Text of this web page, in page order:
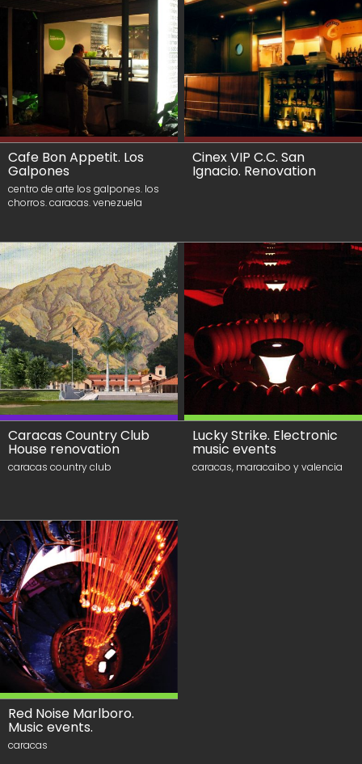
Cafe Bon Appetit. Los
Galpones
centro de arte los galpones. los
chorros. caracas. venezuela
Cinex VIP C.C. San
Ignacio. Renovation
Caracas Country Club
House renovation
caracas country club
Lucky Strike. Electronic
music events
caracas, maracaibo y valencia
Red Noise Marlboro.
Music events.
caracas